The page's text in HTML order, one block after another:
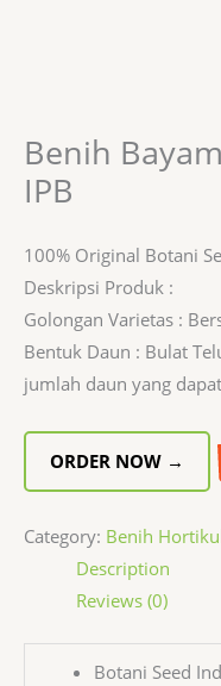
Benih
IPB
100% Original Botani
Deskripsi Produk :
Golongan Varietas :
Bentuk Daun : Bulat
jumlah daun yang
ORDER NOW →
Category: Benih
Description
Reviews (0)
Botani Seed